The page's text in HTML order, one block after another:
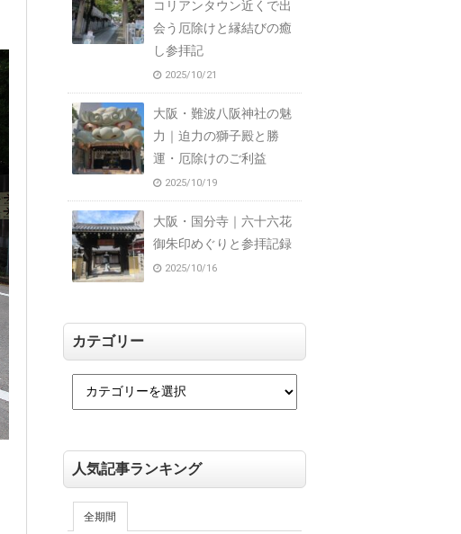
コリアンタウン近くで出
会う厄除けと縁結びの癒
し参拝記
2025/10/21
大阪・難波八阪神社の魅
力｜迫力の獅子殿と勝
運・厄除けのご利益
2025/10/19
大阪・国分寺｜六十六花
御朱印めぐりと参拝記録
2025/10/16
カテゴリー
人気記事ランキング
全期間